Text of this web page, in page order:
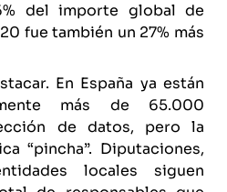
del importe global de
fue también un 27% más
En España ya están
más de 65.000
de datos, pero la
“pincha”. Diputaciones,
locales siguen